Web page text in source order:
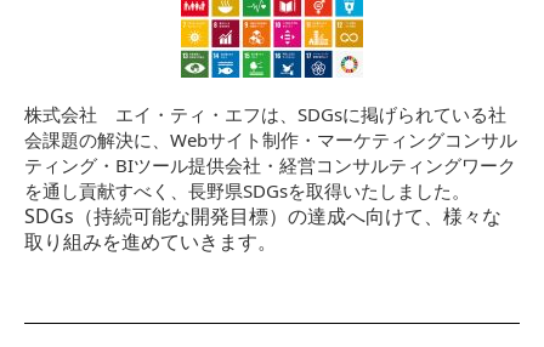
株式会社 エイ・ティ・エフは、SDGsに掲げられている社
会課題の解決に、Webサイト制作・マーケティングコンサル
ティング・BIツール提供会社・経営コンサルティングワーク
を通し貢献すべく、長野県SDGsを取得いたしました。
SDGs（持続可能な開発目標）の達成へ向けて、様々な
取り組みを進めていきます。